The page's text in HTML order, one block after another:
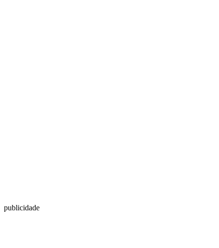
publicidade